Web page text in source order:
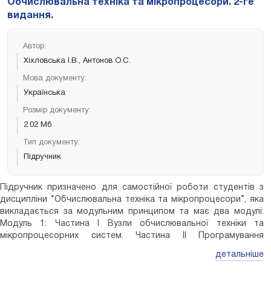
Обчислювальна техніка та мікропроцесори. 2-ге
видання.
Автор:
Хіхловська І.В., Антонов О.С.
Мова документу:
Українська
Розмір документу:
2.02 Мб
Тип документу:
Підручник
Підручник призначено для самостійної роботи студентів з
дисципліни “Обчислювальна техніка та мікропроцесори”, яка
викладається за модульним принципом та має два модулі:
Модуль 1: Частина І Вузли обчислювальної техніки та
мікропроцесорних систем. Частина ІІ Програмування
Мікропроцесорні системи на мікропроцесорах фірми
детальніше